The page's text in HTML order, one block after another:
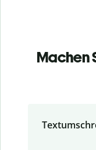
Machen